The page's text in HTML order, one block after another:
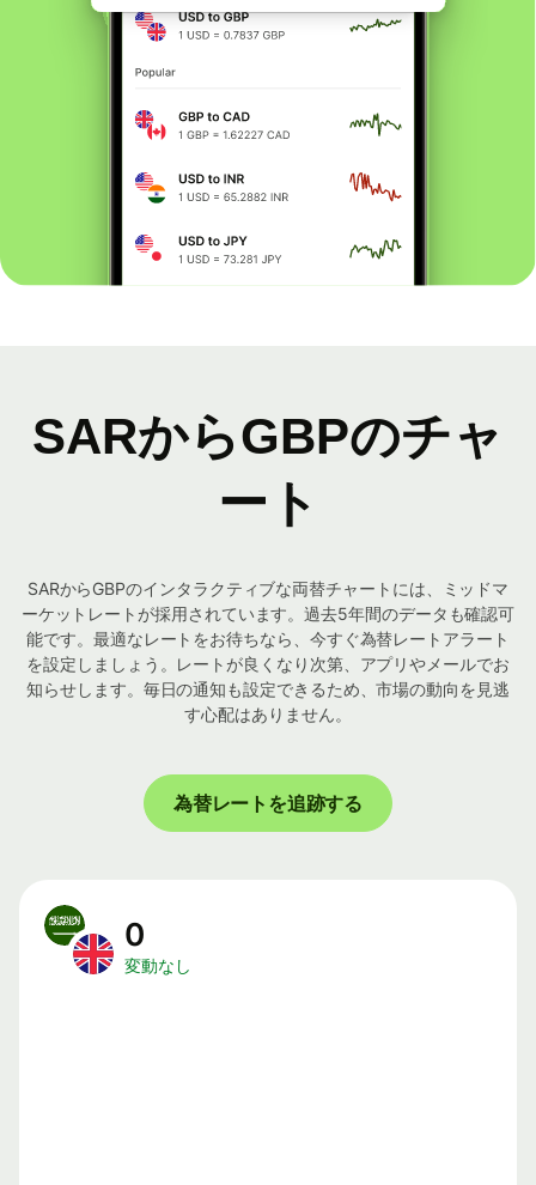
SARからGBPのチャ
ート
SARからGBPのインタラクティブな両替チャートには、ミッドマ
ーケットレートが採用されています。過去5年間のデータも確認可
能です。最適なレートをお待ちなら、今すぐ為替レートアラート
を設定しましょう。レートが良くなり次第、アプリやメールでお
知らせします。毎日の通知も設定できるため、市場の動向を見逃
す心配はありません。
為替レートを追跡する
0
変動なし